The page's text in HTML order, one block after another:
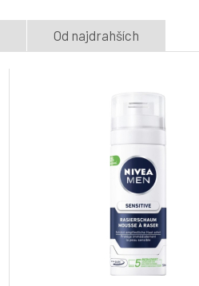
Od najdrahších